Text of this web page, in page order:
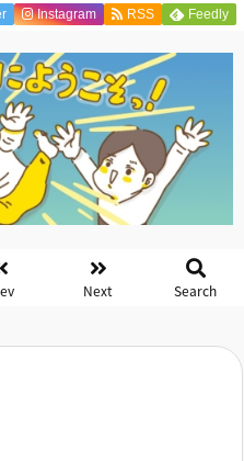
Next Search
Instagram RSS Feedly